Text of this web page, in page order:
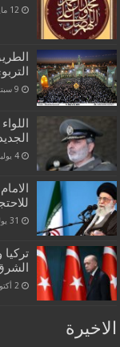
12 مايو,2018
9 سبتمبر,2017
4 يوليو,2025
31 يوليو,2017
2 أكتوبر,2022
الاخيرة